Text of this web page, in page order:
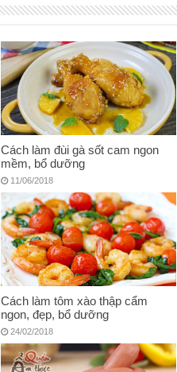
Cách làm đùi gà sốt cam ngon
mềm, bổ dưỡng
11/06/2018
Cách làm tôm xào thập cẩm
ngon, đẹp, bổ dưỡng
24/02/2018